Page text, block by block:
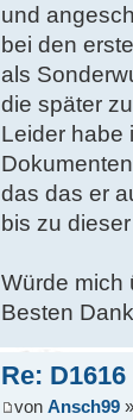
und
bei den
als
die später
Leider habe
das das er
bis zu
Würde mich
Besten Dank
Re:
von Ansch99